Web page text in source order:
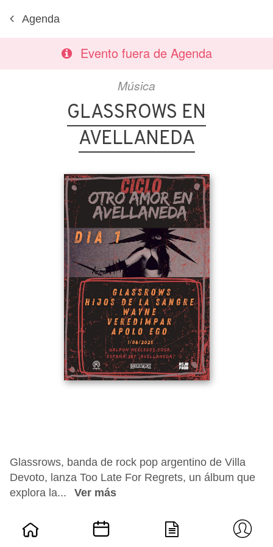
Agenda
Evento fuera de Agenda
Música
GLASSROWS EN
AVELLANEDA
Glassrows, banda de rock pop argentino de Villa
Devoto, lanza Too Late For Regrets, un álbum que
explora la...
Ver más